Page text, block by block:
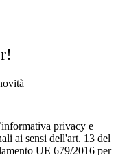
privacy e
ai sensi dell'art. 13 del
UE 679/2016 per